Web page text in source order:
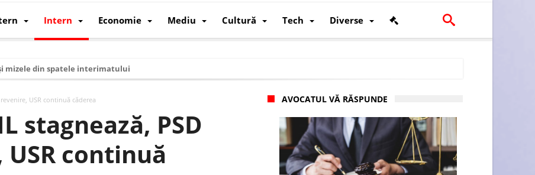
Intern Economie Mediu Cultură Tech Diverse
mizele din spatele interimatului
de ce rezistă?
revine: o realitate pe care România o simte, nu o spune
Europeană. Ce ne așteaptă? – O analiză structurală a demografiei, fiscalității și poziției României în U.E.
USR continuă căderea
stagnează, PSD
continuă
AVOCATUL VĂ RĂSPUNDE